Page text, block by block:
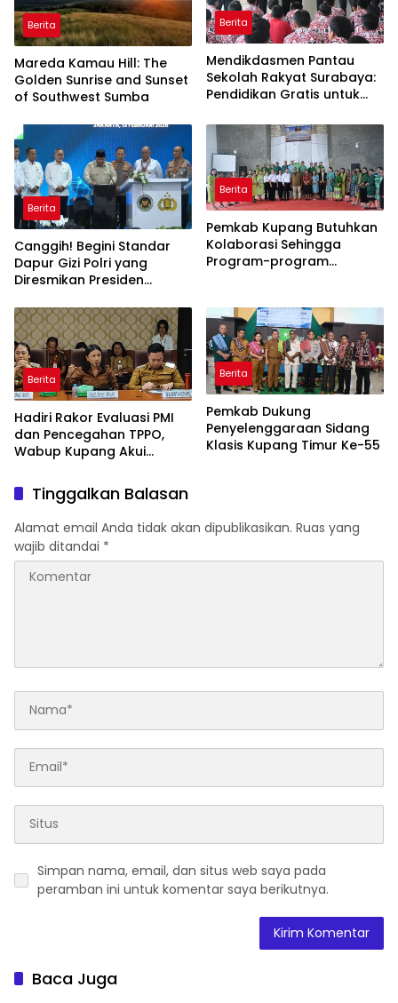
Berita
Mareda Kamau Hill: The
Golden Sunrise and Sunset
of Southwest Sumba
Berita
Mendikdasmen Pantau
Sekolah Rakyat Surabaya:
Pendidikan Gratis untuk
Berita
Canggih! Begini Standar
Dapur Gizi Polri yang
Diresmikan Presiden
Berita
Pemkab Kupang Butuhkan
Kolaborasi Sehingga
Program-program
Berita
Hadiri Rakor Evaluasi PMI
dan Pencegahan TPPO,
Wabup Kupang Akui
Bermasalah
Berita
Pemkab Dukung
Penyelenggaraan Sidang
Klasis Kupang Timur Ke-55
Tinggalkan Balasan
Alamat email Anda tidak akan dipublikasikan. Ruas yang
wajib ditandai *
Simpan nama, email, dan situs web saya pada
peramban ini untuk komentar saya berikutnya.
Baca Juga